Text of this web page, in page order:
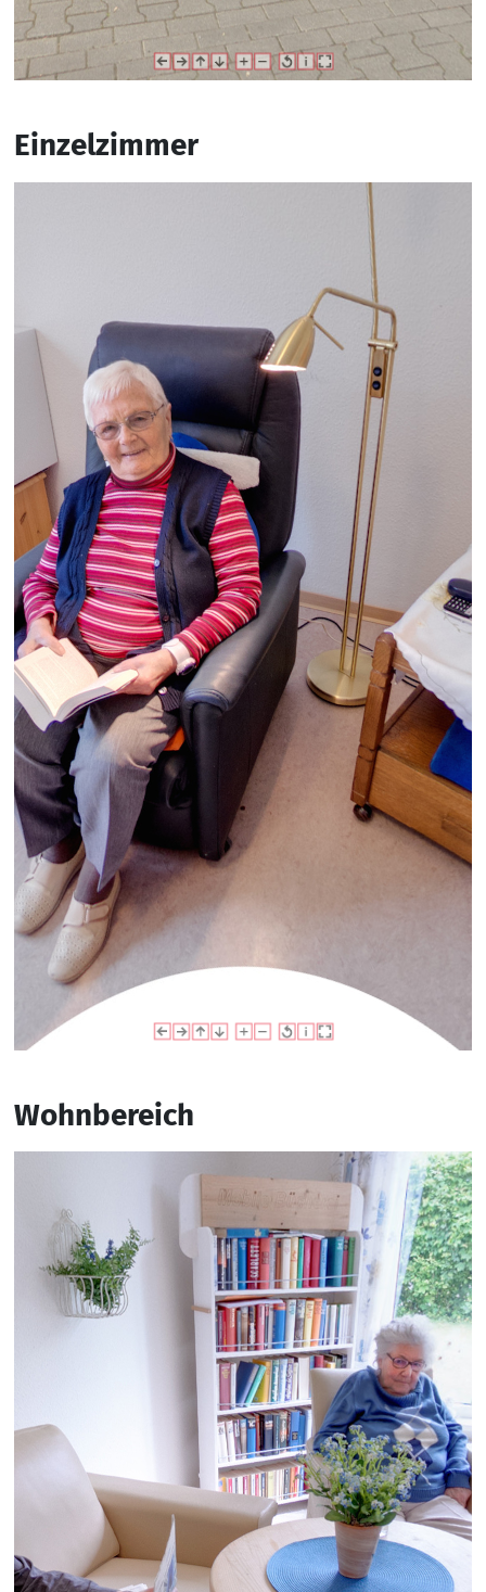
Einzelzimmer
Wohnbereich